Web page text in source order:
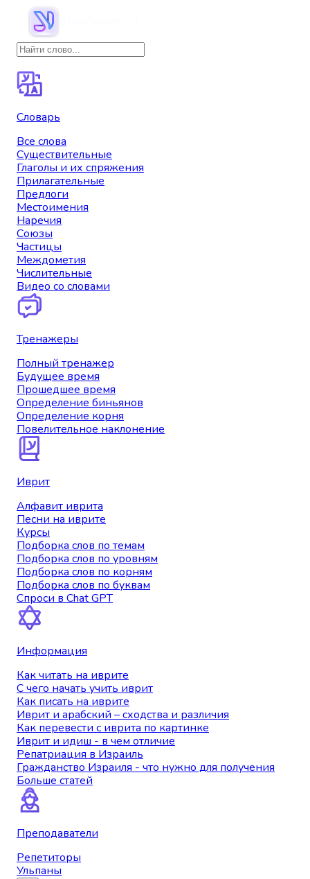
Словарь
Все слова
Существительные
Глаголы и их спряжения
Прилагательные
Предлоги
Местоимения
Наречия
Союзы
Частицы
Междометия
Числительные
Видео со словами
Тренажеры
Полный тренажер
Будущее время
Прошедшее время
Определение биньянов
Определение корня
Повелительное наклонение
Иврит
Алфавит иврита
Песни на иврите
Курсы
Подборка слов по темам
Подборка слов по уровням
Подборка слов по корням
Подборка слов по буквам
Спроси в Chat GPT
Информация
Как читать на иврите
С чего начать учить иврит
Как писать на иврите
Иврит и арабский – сходства и различия
Как перевести с иврита по картинке
Иврит и идиш - в чем отличие
Репатриация в Израиль
Гражданство Израиля - что нужно для получения
Больше статей
Преподаватели
Репетиторы
Ульпаны